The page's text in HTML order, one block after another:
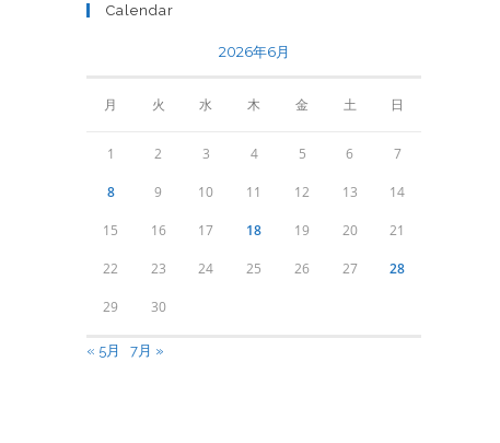
Calendar
2026年6月
月 火 水 木 金 土 日
1 2 3 4 5 6 7
8 9 10 11 12 13 14
15 16 17 18 19 20 21
22 23 24 25 26 27 28
29 30
« 5月 7月 »